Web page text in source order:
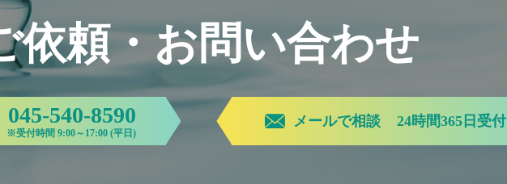
依頼・お問い合わせ
045-540-8590
※受付時間 9:00～17:00 (平日)
メールで相談 24時間365日受付